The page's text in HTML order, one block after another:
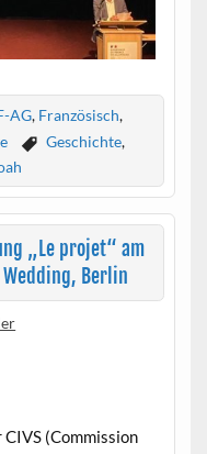
AG, Französisch,
Geschichte,
„Le projet“ am
Berlin
(Commission